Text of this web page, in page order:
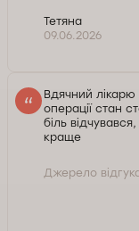
Тетяна
09.06.2026
Вдячний лікарю
операції стан
біль
краще
Джерело